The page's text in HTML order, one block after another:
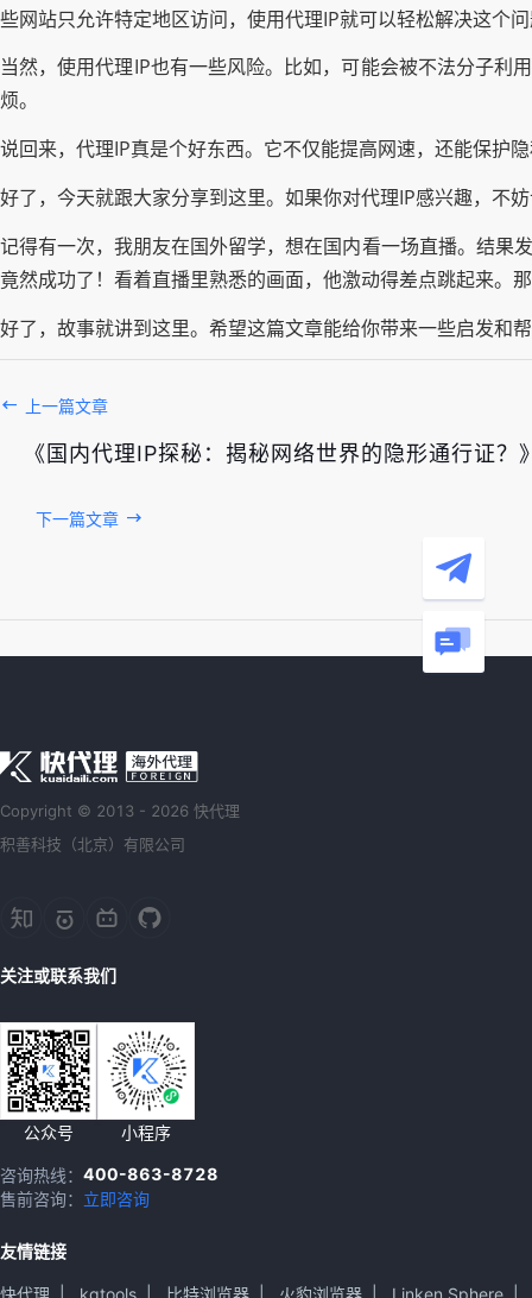
些网站只允许特定地区访问，使用代理IP就可以轻松解决这个
当然，使用代理IP也有一些风险。比如，可能会被不法分子利
烦。
说回来，代理IP真是个好东西。它不仅能提高网速，还能保护
好了，今天就跟大家分享到这里。如果你对代理IP感兴趣，不
记得有一次，我朋友在国外留学，想在国内看一场直播。结果
竟然成功了！看着直播里熟悉的画面，他激动得差点跳起来。
好了，故事就讲到这里。希望这篇文章能给你带来一些启发和
上一篇文章
《国内代理IP探秘：揭秘网络世界的隐形通行证？
下一篇文章
Copyright © 2013 - 2026 快代理
积善科技（北京）有限公司
关注或联系我们
公众号 小程序
咨询热线： 400-863-8728
售前咨询： 立即咨询
友情链接